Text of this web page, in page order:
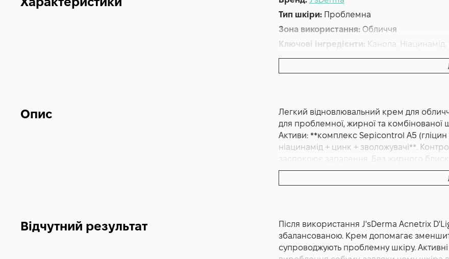
Тип шкіри: Проблемна
Зона використання: Обличчя
Ключові інгредієнти: Канола,
Основна дія:Від вугрів,Відновлення,Від
Форма випуску:Крем
Об'єм (мл/г):
Опис
Легкий відновлювальний крем для
для проблемної, жирної та комбінованої
Активи: **комплекс Sepicontrol A5
ніацинамід + цинк + зволожувачі**.
заспокоює запалення. Без жирного
J'sDerma Acnetrix D'Light Blending Cream
рівень зволоження. Крем має легку
що робить його комфортним для
Відчутний результат
Після використання J'sDerma Acnetrix
збалансованою. Крем допомагає
супроводжують проблемну шкіру.